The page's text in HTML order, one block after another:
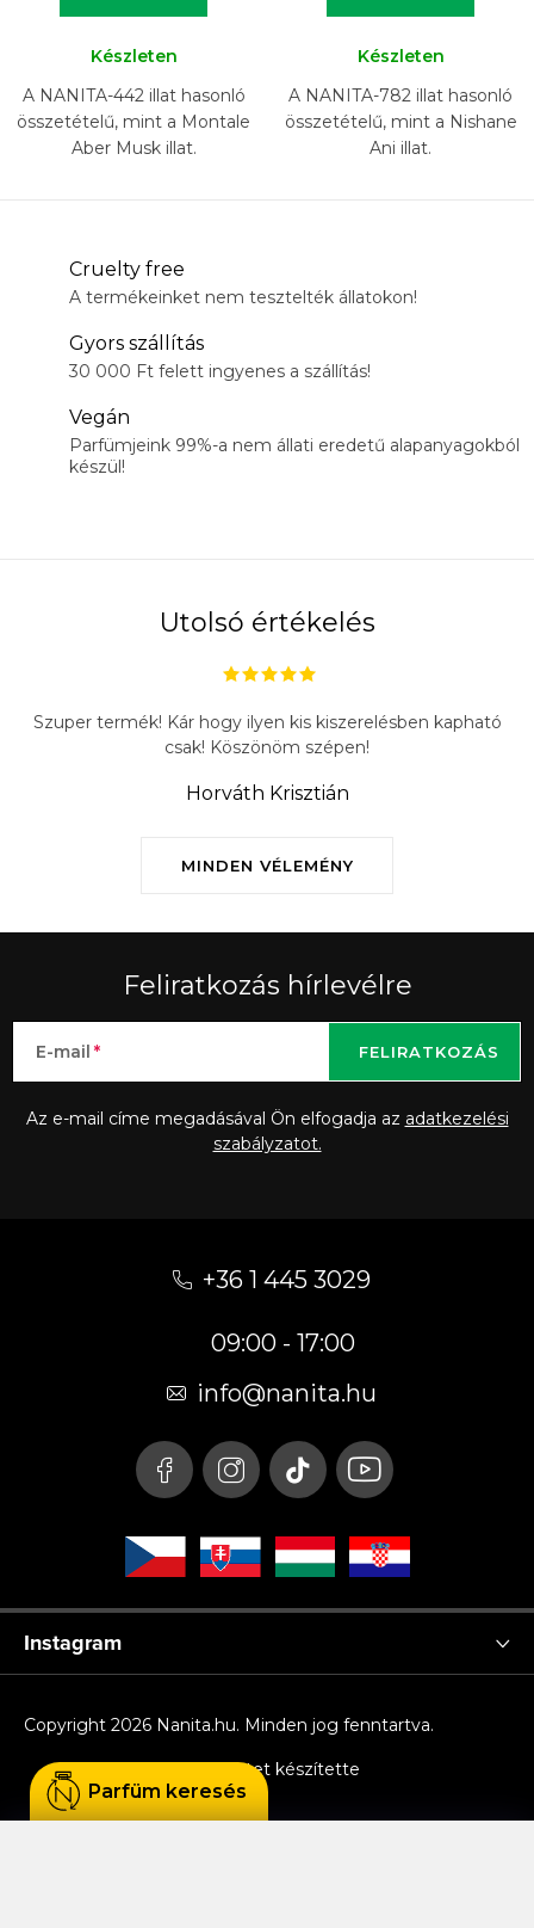
Készleten
A NANITA-442 illat hasonló
összetételű, mint a Montale
Aber Musk illat.
Készleten
A NANITA-782 illat hasonló
összetételű, mint a Nishane
Ani illat.
Cruelty free
A termékeinket nem tesztelték állatokon!
Gyors szállítás
30 000 Ft felett ingyenes a szállítás!
Vegán
Parfümjeink 99%-a nem állati eredetű alapanyagokból
készül!
Utolsó értékelés
MINDEN VÉLEMÉNY
Szuper termék! Kár hogy ilyen kis kiszerelésben kapható
csak! Köszönöm szépen!
Horváth Krisztián
Feliratkozás hírlevélre
E-mail
Az e-mail címe megadásával Ön elfogadja az adatkezelési
szabályzatot.
FELIRATKOZÁS
+36 1 445 3029
09:00 - 17:00
info@nanita.hu
Instagram
Shoptet készítette
Copyright 2026 Nanita.hu. Minden jog fenntartva.
Parfüm keresés